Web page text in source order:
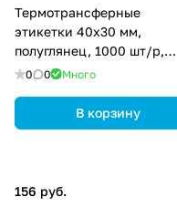
Термотрансферные
этикетки 40х30 мм,
полуглянец, 1000 шт/р,
диаметр втулки 40 мм (1,5
0 0 Много
В корзину
156 руб.